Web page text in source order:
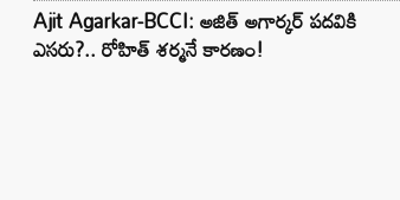
Ajit Agarkar-BCCI: అజిత్ అగార్కర్ పదవికి
ఎసరు?.. రోహిత్ శర్మనే కారణం!